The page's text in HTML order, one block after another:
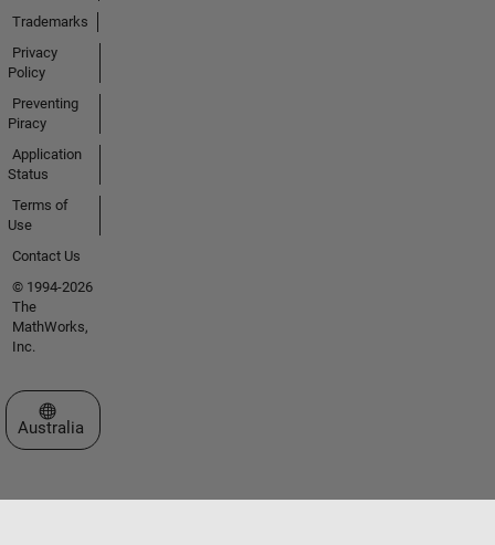
Trademarks
Privacy
Policy
Preventing
Piracy
Application
Status
Terms of
Use
Contact Us
© 1994-2026
The
MathWorks,
Inc.
Select a Web Site
Australia